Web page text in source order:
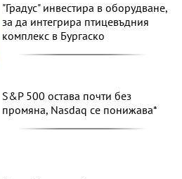
"Градус" инвестира в оборудване,
за да интегрира птицевъдния
комплекс в Бургаско
S&P 500 остава почти без
промяна, Nasdaq се понижава*